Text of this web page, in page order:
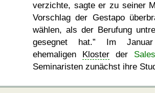
verzichte, sagte er zu seiner
Vorschlag der Gestapo
wählen, als der Berufung
gesegnet hat.
Im Januar
ehemaligen Klosterder
Seminaristen zunächst ihre